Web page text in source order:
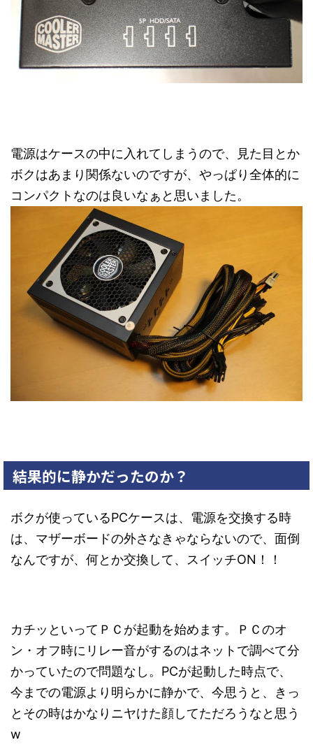
電源はケースの中に入れてしまうので、見た目とか
ボクはあまり関係ないのですが、やっぱり全体的に
コンパクトなのは良いなぁと思いました。
結果的に静かだったのか？
ボクが使っているPCケースは、電源を交換する時
は、マザーボードの外さなきゃならないので、面倒
なんですが、何とか交換して、スイッチON！！
カチッといってＰＣが起動を始めます。ＰＣのオ
ン・オフ時にリレー音がするのはネットで調べて分
かっていたので問題なし。PCが起動した時点で、
今までの電源より明らかに静かで、今思うと、きっ
とその時はかなりニヤけた顔してただろうなと思う
w